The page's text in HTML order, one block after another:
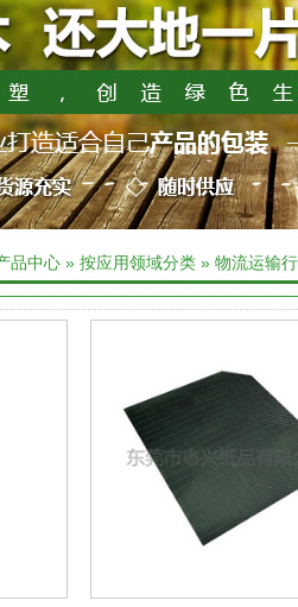
品中心 » 按应用领域分类 » 物流运输